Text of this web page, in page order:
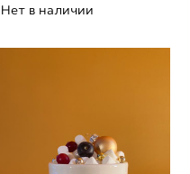
Нет в наличии